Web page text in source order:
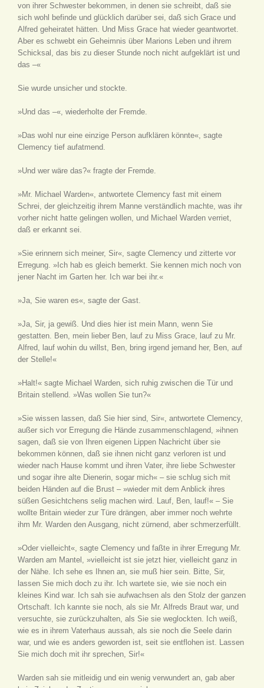
von ihrer Schwester bekommen, in denen sie schreibt, daß sie
sich wohl befinde und glücklich darüber sei, daß sich Grace und
Alfred geheiratet hätten. Und Miss Grace hat wieder geantwortet.
Aber es schwebt ein Geheimnis über Marions Leben und ihrem
Schicksal, das bis zu dieser Stunde noch nicht aufgeklärt ist und
das –«
Sie wurde unsicher und stockte.
»Und das –«, wiederholte der Fremde.
»Das wohl nur eine einzige Person aufklären könnte«, sagte
Clemency tief aufatmend.
»Und wer wäre das?« fragte der Fremde.
»Mr. Michael Warden«, antwortete Clemency fast mit einem
Schrei, der gleichzeitig ihrem Manne verständlich machte, was ihr
vorher nicht hatte gelingen wollen, und Michael Warden verriet,
daß er erkannt sei.
»Sie erinnern sich meiner, Sir«, sagte Clemency und zitterte vor
Erregung. »Ich hab es gleich bemerkt. Sie kennen mich noch von
jener Nacht im Garten her. Ich war bei ihr.«
»Ja, Sie waren es«, sagte der Gast.
»Ja, Sir, ja gewiß. Und dies hier ist mein Mann, wenn Sie
gestatten. Ben, mein lieber Ben, lauf zu Miss Grace, lauf zu Mr.
Alfred, lauf wohin du willst, Ben, bring irgend jemand her, Ben, auf
der Stelle!«
»Halt!« sagte Michael Warden, sich ruhig zwischen die Tür und
Britain stellend. »Was wollen Sie tun?«
»Sie wissen lassen, daß Sie hier sind, Sir«, antwortete Clemency,
außer sich vor Erregung die Hände zusammenschlagend, »ihnen
sagen, daß sie von Ihren eigenen Lippen Nachricht über sie
bekommen können, daß sie ihnen nicht ganz verloren ist und
wieder nach Hause kommt und ihren Vater, ihre liebe Schwester
und sogar ihre alte Dienerin, sogar mich« – sie schlug sich mit
beiden Händen auf die Brust – »wieder mit dem Anblick ihres
süßen Gesichtchens selig machen wird. Lauf, Ben, lauf!« – Sie
wollte Britain wieder zur Türe drängen, aber immer noch wehrte
ihm Mr. Warden den Ausgang, nicht zürnend, aber schmerzerfüllt.
»Oder vielleicht«, sagte Clemency und faßte in ihrer Erregung Mr.
Warden am Mantel, »vielleicht ist sie jetzt hier, vielleicht ganz in
der Nähe. Ich sehe es Ihnen an, sie muß hier sein. Bitte, Sir,
lassen Sie mich doch zu ihr. Ich wartete sie, wie sie noch ein
kleines Kind war. Ich sah sie aufwachsen als den Stolz der ganzen
Ortschaft. Ich kannte sie noch, als sie Mr. Alfreds Braut war, und
versuchte, sie zurückzuhalten, als Sie sie weglockten. Ich weiß,
wie es in ihrem Vaterhaus aussah, als sie noch die Seele darin
war, und wie es anders geworden ist, seit sie entflohen ist. Lassen
Sie mich doch mit ihr sprechen, Sir!«
Warden sah sie mitleidig und ein wenig verwundert an, gab aber